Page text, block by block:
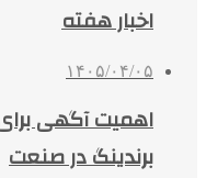
اخبار هفته
۱۴۰۵/۰۴/۰۵
اهمیت آگهی
برندینگ در صنعت